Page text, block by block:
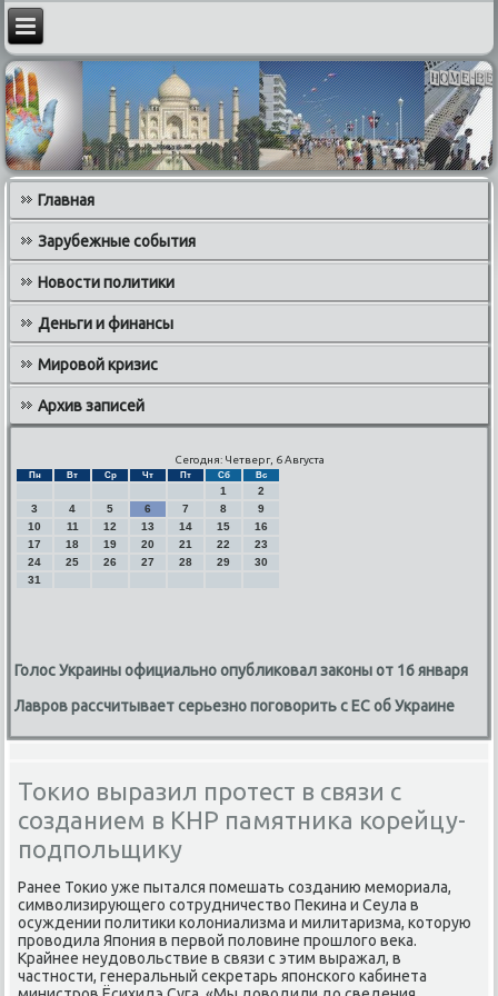
Главная
Зарубежные события
Новости политики
Деньги и финансы
Мировой кризис
Архив записей
Сегодня: Четверг, 6 Августа
Пн Вт Ср Чт Пт Сб Вс
1
2
3
4 5 6 7 8
9
10
11 12 13 14 15
16
17
18 19 20 21 22
23
24
25 26 27 28 29
30
31
Голос Украины официально опубликовал законы от 16 января
Лавров рассчитывает серьезно поговорить с ЕС об Украине
Токио выразил протест в связи с
созданием в КНР памятника корейцу-
подпольщику
Ранее Токио уже пытался помешать созданию мемориала,
символизирующего сотрудничество Пекина и Сеула в
осуждении политики колониализма и милитаризма, которую
проводила Япония в первой половине прошлого века.
Крайнее неудовольствие в связи с этим выражал, в
частности, генеральный секретарь японского кабинета